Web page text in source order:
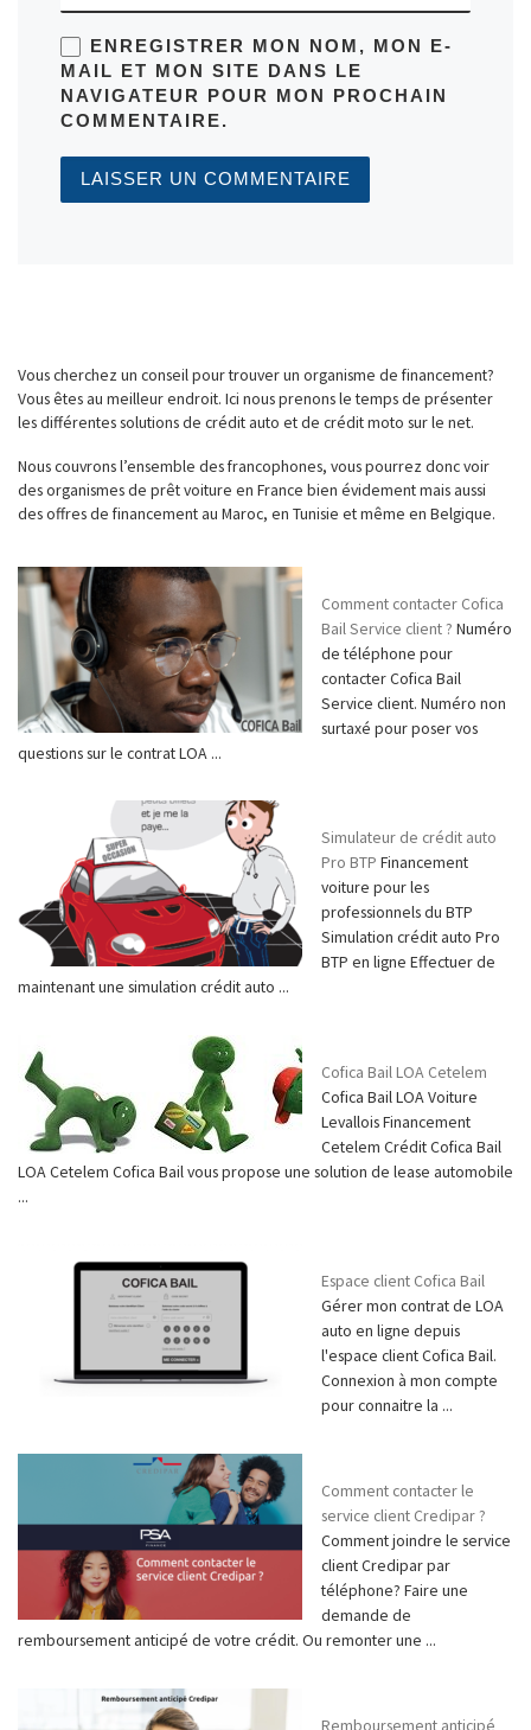
ENREGISTRER MON NOM, MON E-
MAIL ET MON SITE DANS LE
NAVIGATEUR POUR MON PROCHAIN
COMMENTAIRE.
Vous cherchez un conseil pour trouver un organisme de financement?
Vous êtes au meilleur endroit. Ici nous prenons le temps de présenter
les différentes solutions de crédit auto et de crédit moto sur le net.
Nous couvrons l’ensemble des francophones, vous pourrez donc voir
des organismes de prêt voiture en France bien évidement mais aussi
des offres de financement au Maroc, en Tunisie et même en Belgique.
Comment contacter Cofica
Bail Service client ? Numéro
de téléphone pour
contacter Cofica Bail
Service client. Numéro non
surtaxé pour poser vos
questions sur le contrat LOA ...
Simulateur de crédit auto
Pro BTP Financement
voiture pour les
professionnels du BTP
Simulation crédit auto Pro
BTP en ligne Effectuer de
maintenant une simulation crédit auto ...
Cofica Bail LOA Cetelem
Cofica Bail LOA Voiture
Levallois Financement
Cetelem Crédit Cofica Bail
LOA Cetelem Cofica Bail vous propose une solution de lease automobile
...
Espace client Cofica Bail
Gérer mon contrat de LOA
auto en ligne depuis
l'espace client Cofica Bail.
Connexion à mon compte
pour connaitre la ...
Comment contacter le
service client Credipar ?
Comment joindre le service
client Credipar par
téléphone? Faire une
demande de
remboursement anticipé de votre crédit. Ou remonter une ...
Remboursement anticipé